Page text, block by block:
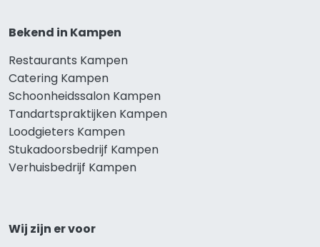
Bekend in Kampen
Restaurants Kampen
Catering Kampen
Schoonheidssalon Kampen
Tandartspraktijken Kampen
Loodgieters Kampen
Stukadoorsbedrijf Kampen
Verhuisbedrijf Kampen
Wij zijn er voor